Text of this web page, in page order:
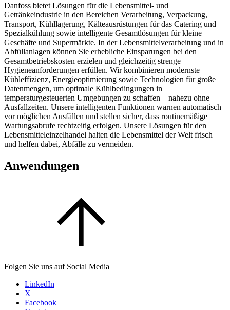
Danfoss bietet Lösungen für die Lebensmittel- und
Getränkeindustrie in den Bereichen Verarbeitung, Verpackung,
Transport, Kühllagerung, Kälteausrüstungen für das Catering und
Spezialkühlung sowie intelligente Gesamtlösungen für kleine
Geschäfte und Supermärkte. In der Lebensmittelverarbeitung und in
Abfüllanlagen können Sie erhebliche Einsparungen bei den
Gesamtbetriebskosten erzielen und gleichzeitig strenge
Hygieneanforderungen erfüllen. Wir kombinieren modernste
Kühleffizienz, Energieoptimierung sowie Technologien für große
Datenmengen, um optimale Kühlbedingungen in
temperaturgesteuerten Umgebungen zu schaffen – nahezu ohne
Ausfallzeiten. Unsere intelligenten Funktionen warnen automatisch
vor möglichen Ausfällen und stellen sicher, dass routinemäßige
Wartungsabrufe rechtzeitig erfolgen. Unsere Lösungen für den
Lebensmitteleinzelhandel halten die Lebensmittel der Welt frisch
und helfen dabei, Abfälle zu vermeiden.
Anwendungen
Folgen Sie uns auf Social Media
LinkedIn
X
Facebook